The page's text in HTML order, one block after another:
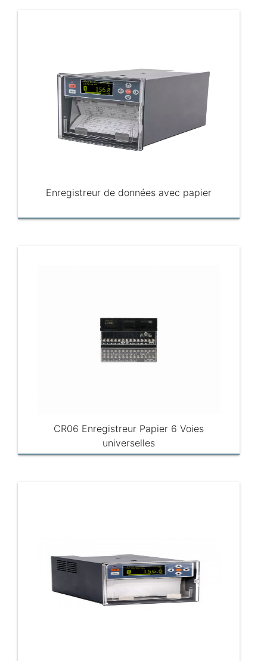
Enregistreur de données avec papier
CR06 Enregistreur Papier 6 Voies
universelles